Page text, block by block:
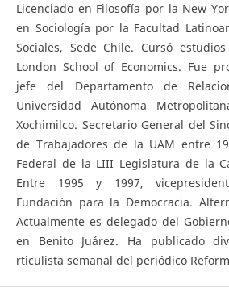
Licenciado en Filosofía por la New
en Sociología por la Facultad
Sociales, Sede Chile. Cursó
London School of Economics. Fue
jefe del Departamento de
Universidad Autónoma
Xochimilco. Secretario General del
de Trabajadores de la UAM entre
Federal de la LIII Legislatura de la
Entre 1995 y 1997,
Fundación para la Democracia.
Actualmente es delegado del
en Benito Juárez. Ha publicado
rticulista semanal del periódico